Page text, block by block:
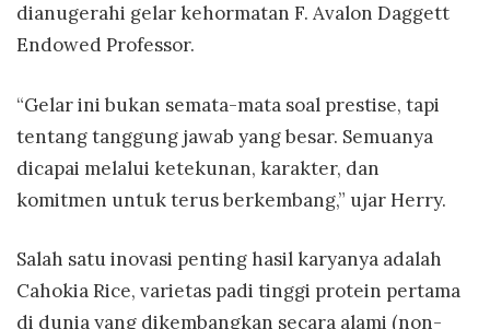
dianugerahi gelar kehormatan F. Avalon Daggett
Endowed Professor.
“Gelar ini bukan semata-mata soal prestise, tapi
tentang tanggung jawab yang besar. Semuanya
dicapai melalui ketekunan, karakter, dan
komitmen untuk terus berkembang,” ujar Herry.
Salah satu inovasi penting hasil karyanya adalah
Cahokia Rice, varietas padi tinggi protein pertama
di dunia yang dikembangkan secara alami (non-